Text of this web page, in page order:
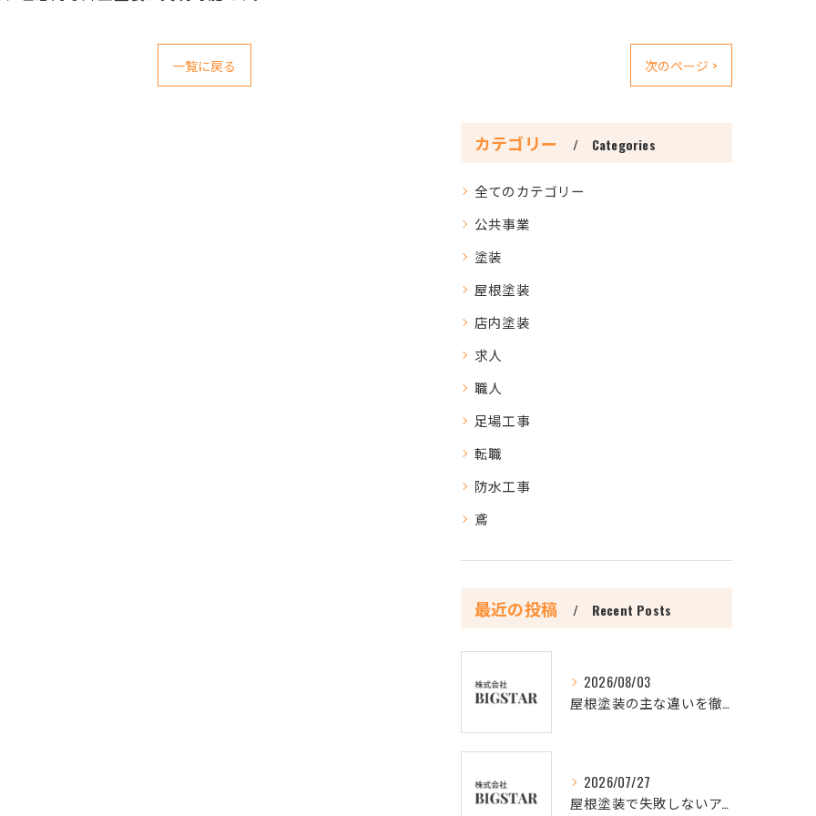
一覧に戻る 次のページ >
カテゴリー Categories
全てのカテゴリー
公共事業
塗装
屋根塗装
店内塗装
求人
職人
足場工事
転職
防水工事
鳶
最近の投稿 Recent Posts
2026/08/03
屋根塗装の主な違いを徹底比較し最適な選択肢を見極める方法
2026/07/27
屋根塗装で失敗しないアクションと3回塗りの理由を徹底解説